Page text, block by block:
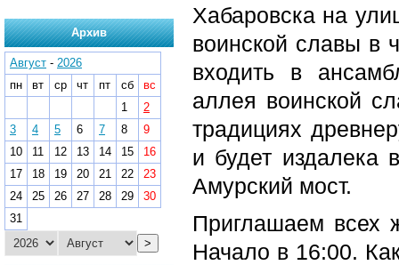
Хабаровска на
воинской славы в
входить в
аллея воинской
традициях
и будет издалека
Амурский мост.
Приглашаем всех
Начало в 16:00.
Архив
Август - 2026
пн
вт ср чт пт сб
вс
1
2
3
4 5 6 7 8
9
10
11 12 13 14 15
16
17
18 19 20 21 22
23
24
25 26 27 28 29
30
31
>